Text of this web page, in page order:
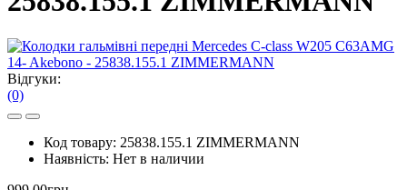
Відгуки:
(0)
Код товару: 25838.155.1 ZIMMERMANN
Наявність: Нет в наличии